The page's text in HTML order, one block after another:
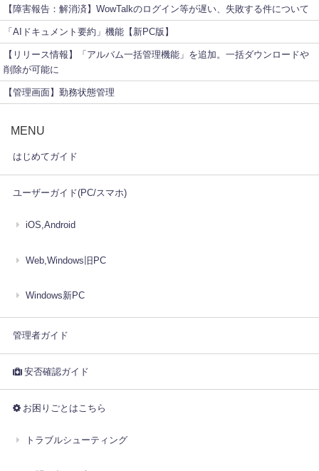
【障害報告：解消済】WowTalkのログイン等が遅い、失敗する件について
「AIドキュメント要約」機能【新PC版】
【リリース情報】「アルバム一括管理機能」を追加。一括ダウンロードや
削除が可能に
【管理画面】勤務状態管理
MENU
はじめてガイド
ユーザーガイド(PC/スマホ)
iOS,Android
Web,Windows旧PC
Windows新PC
管理者ガイド
安否確認ガイド
お困りごとはこちら
トラブルシューティング